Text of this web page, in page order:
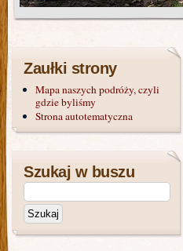
Zaułki strony
Mapa naszych podróży, czyli
gdzie byliśmy
Strona autotematyczna
Szukaj w buszu